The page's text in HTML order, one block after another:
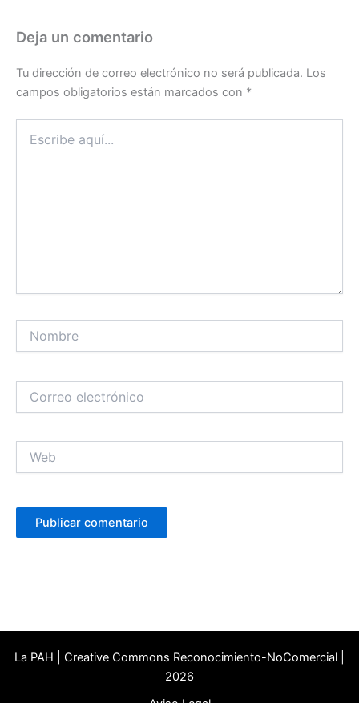
Deja un comentario
Tu dirección de correo electrónico no será publicada. Los
campos obligatorios están marcados con *
aquí...
electrónico
La PAH | Creative Commons Reconocimiento-NoComercial |
2026